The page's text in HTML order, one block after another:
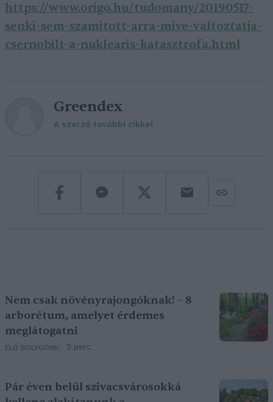
https://www.origo.hu/tudomany/20190517-
senki-sem-szamitott-arra-mive-valtoztatja-
csernobilt-a-nuklearis-katasztrofa.html
Greendex
A szerző további cikkei
Nem csak növényrajongóknak! – 8
arborétum, amelyet érdemes
meglátogatni
ÉLŐ BOLYGÓNK 5 perc
Pár éven belül szivacsvárosokká